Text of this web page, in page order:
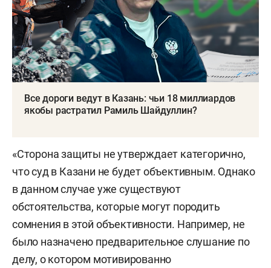
Все дороги ведут в Казань: чьи 18 миллиардов
якобы растратил Рамиль Шайдуллин?
«Сторона защиты не утверждает категорично,
что суд в Казани не будет объективным. Однако
в данном случае уже существуют
обстоятельства, которые могут породить
сомнения в этой объективности. Например, не
было назначено предварительное слушание по
делу, о котором мотивированно